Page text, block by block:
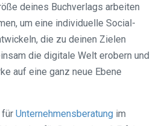
deines Buchverlags arbeiten
um eine individuelle Social-
die zu deinen Zielen
die digitale Welt erobern und
auf eine ganz neue Ebene
Unternehmensberatung im